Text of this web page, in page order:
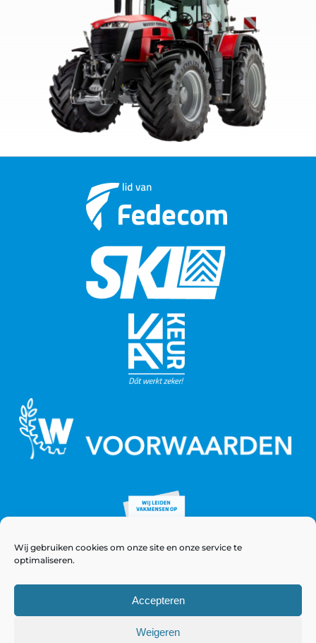
Wij gebruiken cookies om onze site en onze service te
optimaliseren.
Accepteren
Weigeren